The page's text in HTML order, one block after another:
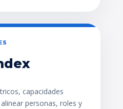
capacidades
personas, roles y